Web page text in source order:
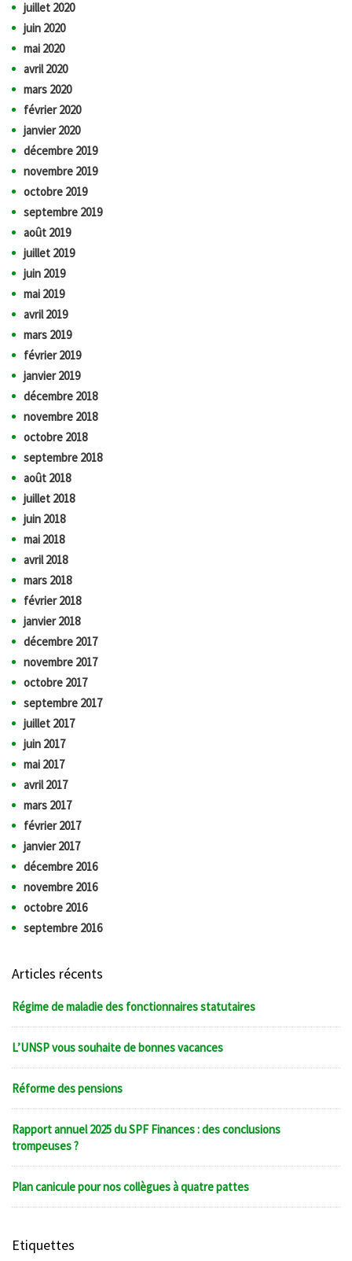
juillet 2020
juin 2020
mai 2020
avril 2020
mars 2020
février 2020
janvier 2020
décembre 2019
novembre 2019
octobre 2019
septembre 2019
août 2019
juillet 2019
juin 2019
mai 2019
avril 2019
mars 2019
février 2019
janvier 2019
décembre 2018
novembre 2018
octobre 2018
septembre 2018
août 2018
juillet 2018
juin 2018
mai 2018
avril 2018
mars 2018
février 2018
janvier 2018
décembre 2017
novembre 2017
octobre 2017
septembre 2017
juillet 2017
juin 2017
mai 2017
avril 2017
mars 2017
février 2017
janvier 2017
décembre 2016
novembre 2016
octobre 2016
septembre 2016
Articles récents
Régime de maladie des fonctionnaires statutaires
L’UNSP vous souhaite de bonnes vacances
Réforme des pensions
Rapport annuel 2025 du SPF Finances : des conclusions
trompeuses ?
Plan canicule pour nos collègues à quatre pattes
Etiquettes